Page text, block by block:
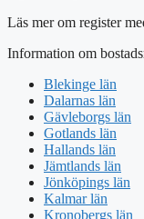
Läs mer om register
Information om
Blekinge län
Dalarnas län
Gävleborgs län
Gotlands län
Hallands län
Jämtlands län
Jönköpings län
Kalmar län
Kronobergs län